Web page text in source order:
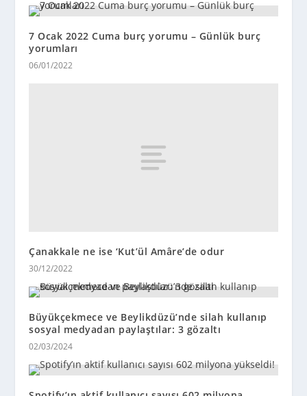
7 Ocak 2022 Cuma burç yorumu – Günlük burç
yorumları
06/01/2022
Çanakkale ne ise ‘Kut’ül Amâre’de odur
30/12/2022
Büyükçekmece ve Beylikdüzü’nde silah kullanıp
sosyal medyadan paylaştılar: 3 gözaltı
02/03/2024